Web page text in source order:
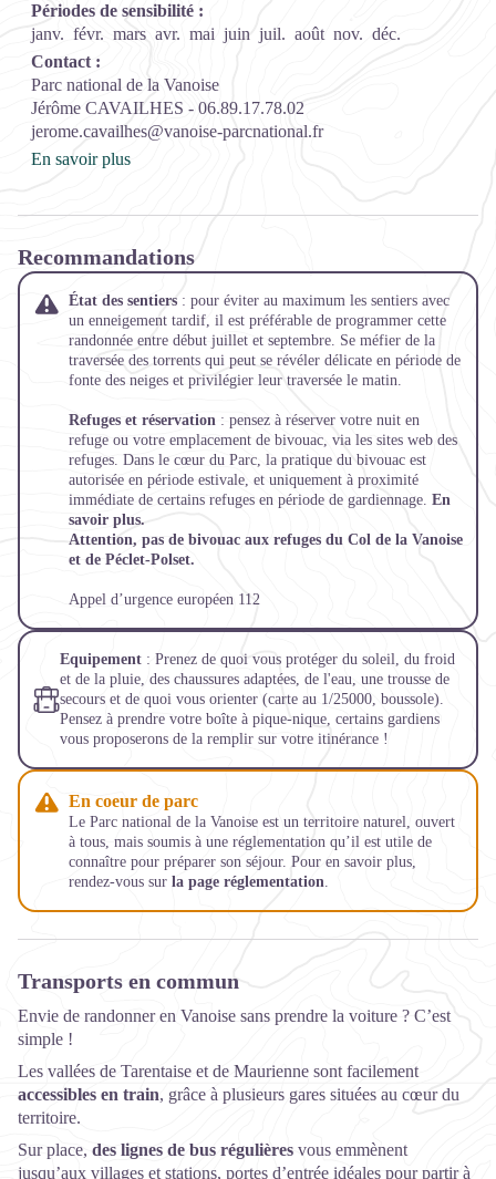
Périodes de sensibilité :
janv. févr. mars avr. mai juin juil. août nov. déc.
Contact :
Parc national de la Vanoise
Jérôme CAVAILHES - 06.89.17.78.02
jerome.cavailhes@vanoise-parcnational.fr
En savoir plus
Recommandations
État des sentiers : pour éviter au maximum les sentiers avec
un enneigement tardif, il est préférable de programmer cette
randonnée entre début juillet et septembre. Se méfier de la
traversée des torrents qui peut se révéler délicate en période de
fonte des neiges et privilégier leur traversée le matin.
Refuges et réservation : pensez à réserver votre nuit en
refuge ou votre emplacement de bivouac, via les sites web des
refuges. Dans le cœur du Parc, la pratique du bivouac est
autorisée en période estivale, et uniquement à proximité
immédiate de certains refuges en période de gardiennage. En
savoir plus.
Attention, pas de bivouac aux refuges du Col de la Vanoise
et de Péclet-Polset.
Appel d’urgence européen 112
Equipement : Prenez de quoi vous protéger du soleil, du froid
et de la pluie, des chaussures adaptées, de l'eau, une trousse de
secours et de quoi vous orienter (carte au 1/25000, boussole).
Pensez à prendre votre boîte à pique-nique, certains gardiens
vous proposerons de la remplir sur votre itinérance !
En coeur de parc
Le Parc national de la Vanoise est un territoire naturel, ouvert
à tous, mais soumis à une réglementation qu’il est utile de
connaître pour préparer son séjour. Pour en savoir plus,
rendez-vous sur la page réglementation.
Transports en commun
Envie de randonner en Vanoise sans prendre la voiture ? C’est
simple !
Les vallées de Tarentaise et de Maurienne sont facilement
accessibles en train, grâce à plusieurs gares situées au cœur du
territoire.
Sur place, des lignes de bus régulières vous emmènent
jusqu’aux villages et stations, portes d’entrée idéales pour partir à